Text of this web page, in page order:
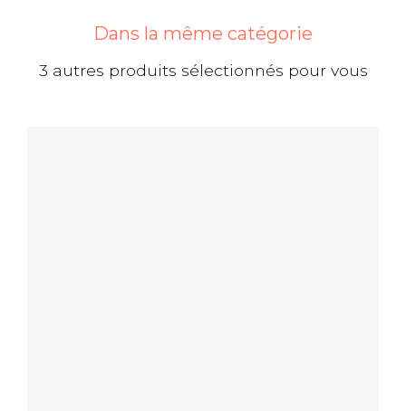
Dans la même catégorie
3 autres produits sélectionnés pour vous